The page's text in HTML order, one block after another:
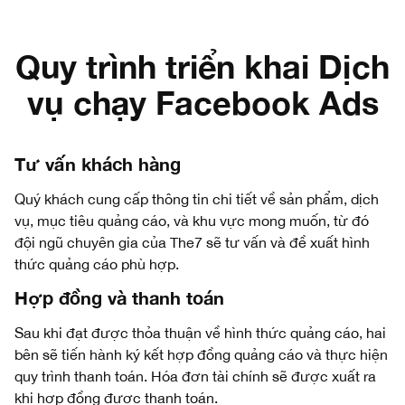
Quy trình triển khai Dịch
vụ chạy Facebook Ads
Tư vấn khách hàng
Quý khách cung cấp thông tin chi tiết về sản phẩm, dịch
vụ, mục tiêu quảng cáo, và khu vực mong muốn, từ đó
đội ngũ chuyên gia của The7 sẽ tư vấn và đề xuất hình
thức quảng cáo phù hợp.
Hợp đồng và thanh toán
Sau khi đạt được thỏa thuận về hình thức quảng cáo, hai
bên sẽ tiến hành ký kết hợp đồng quảng cáo và thực hiện
quy trình thanh toán. Hóa đơn tài chính sẽ được xuất ra
khi hợp đồng được thanh toán.